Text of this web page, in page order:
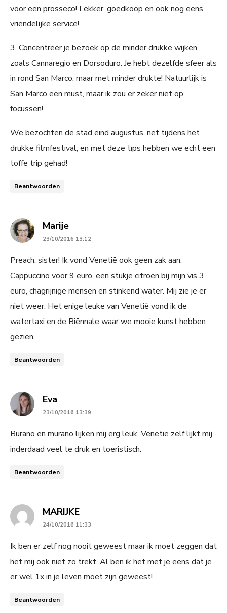
voor een prosseco! Lekker, goedkoop en ook nog eens
vriendelijke service!
3. Concentreer je bezoek op de minder drukke wijken
zoals Cannaregio en Dorsoduro. Je hebt dezelfde sfeer als
in rond San Marco, maar met minder drukte! Natuurlijk is
San Marco een must, maar ik zou er zeker niet op
focussen!
We bezochten de stad eind augustus, net tijdens het
drukke filmfestival, en met deze tips hebben we echt een
toffe trip gehad!
Beantwoorden
Marijesays:
23/10/2016 13:12
Preach, sister! Ik vond Venetië ook geen zak aan.
Cappuccino voor 9 euro, een stukje citroen bij mijn vis 3
euro, chagrijnige mensen en stinkend water. Mij zie je er
niet weer. Het enige leuke van Venetië vond ik de
watertaxi en de Biënnale waar we mooie kunst hebben
gezien.
Beantwoorden
Eva
23/10/2016 13:39
Burano en murano lijken mij erg leuk, Venetië zelf lijkt mij
inderdaad veel te druk en toeristisch.
Beantwoorden
MARIJKEsays:
24/10/2016 11:33
Ik ben er zelf nog nooit geweest maar ik moet zeggen dat
het mij ook niet zo trekt. Al ben ik het met je eens dat je
er wel 1x in je leven moet zijn geweest!
Beantwoorden